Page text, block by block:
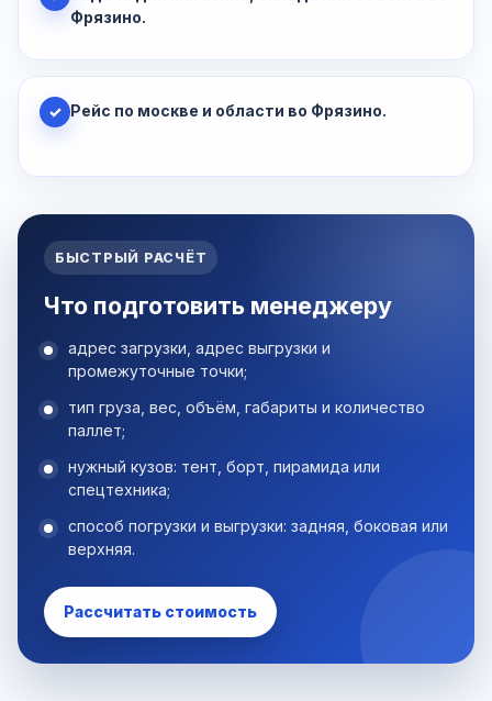
Фрязино.
✓ Рейс по москве и области во Фрязино.
БЫСТРЫЙ РАСЧЁТ
Что подготовить менеджеру
адрес загрузки, адрес выгрузки и
промежуточные точки;
тип груза, вес, объём, габариты и количество
паллет;
нужный кузов: тент, борт, пирамида или
спецтехника;
способ погрузки и выгрузки: задняя, боковая или
верхняя.
Рассчитать стоимость